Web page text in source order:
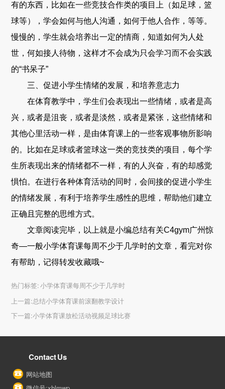
有的东西，比如在一些竞技合作类的项目上（如足球，篮
球等），学会如何与他人沟通，如何于他人合作，等等。
慢慢的，学生就会培养出一定的情商，知道如何为人处
世，何如接人待物，这样才不会成为只会学习而不会实践
的“书呆子”
三、促进小学生情绪的发展，和培养意志力
在体育教学中，学生们会表现出一些情绪，或者是高
兴，或者是沮丧，或者是淡然，或者是紧张，这些情绪和
其他心里活动一样，是由体育课上的一些客观事物所影响
的。比如在足球或者篮球这一类的竞技类的项目，每个学
生所表现出来的情绪都不一样，有的人兴奋，有的却感觉
惧怕。在进行各种体育活动的同时，会间接的促进小学生
的情绪发展，有利于培养学生感性的思维，帮助他们建立
正确且完整的思维方式。
文章阅读完毕，以上就是小编总结有关C4gym广州惊
奇—一般小学体育课每周不少于几学时的文章，看完对你
有帮助，记得转发收藏哦~
热门标签:小学体育课每周不少于几学时
上一篇:总结小学体育课前滚翻教学设计
下一篇:小学体育课放松活动视频足球比赛
Contact Us
网站地图